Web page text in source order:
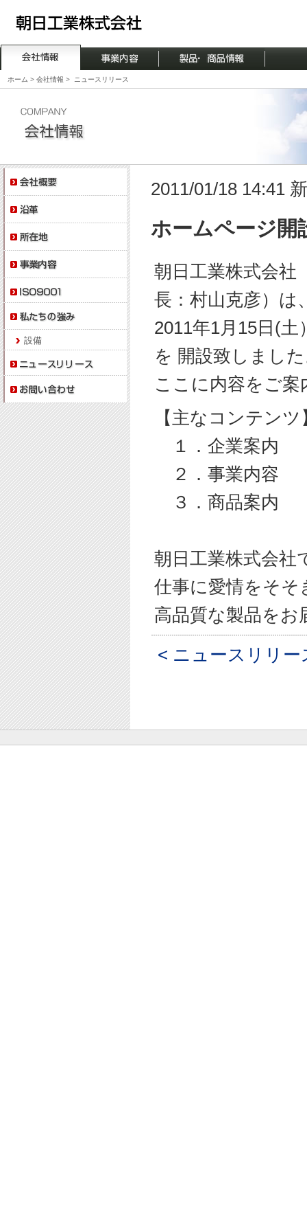
ホーム > 会社情報 > ニュースリリース
2011/01/18 14:41
ホームページ開
朝日工業株式会社
長：村山克彦）は
2011年1月15日(
を 開設致しまし
ここに内容をご案
【主なコンテンツ
１．企業案内
２．事業内容
３．商品案内
朝日工業株式会社
仕事に愛情をそそ
高品質な製品を
< ニュースリリ
設備